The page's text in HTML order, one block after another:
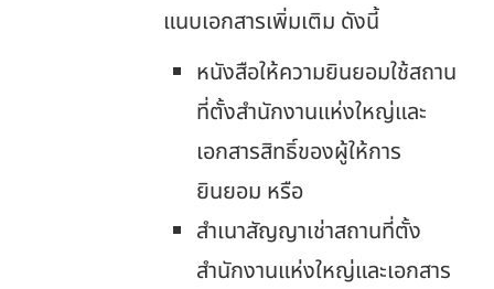
แนบเอกสารเพิ่มเติม ดังนี้
หนังสือให้ความยินยอมใช้สถาน
ที่ตั้งสำนักงานแห่งใหญ่และ
เอกสารสิทธิ์ของผู้ให้การ
ยินยอม หรือ
สำเนาสัญญาเช่าสถานที่ตั้ง
สำนักงานแห่งใหญ่และเอกสาร